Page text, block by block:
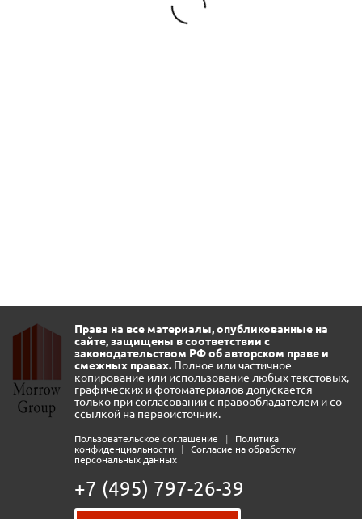
Права на все материалы, опубликованные на
сайте, защищены в соответствии с
законодательством РФ об авторском праве и
смежных правах. Полное или частичное
копирование или использование любых текстовых,
графических и фотоматериалов допускается
только при согласовании с правообладателем и со
ссылкой на первоисточник.
Пользовательское соглашение |
Политика
конфиденциальности
|
Согласие на обработку
персональных данных
+7 (495) 797-26-39